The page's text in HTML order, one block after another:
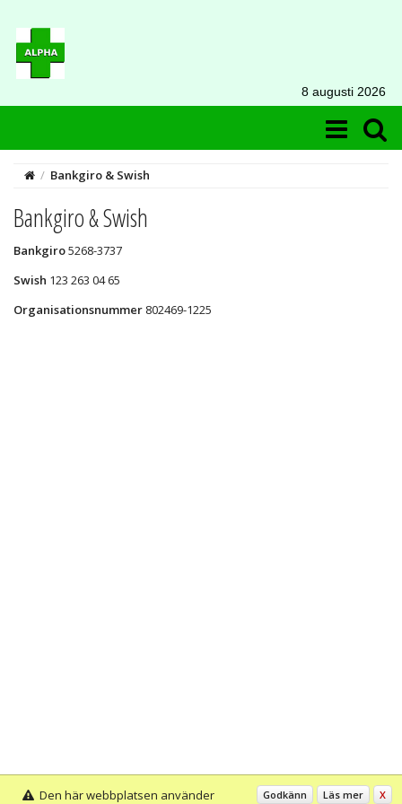
8 augusti 2026
/ Bankgiro & Swish
Bankgiro & Swish
Bankgiro5268-3737
Swish 123 263 04 65
Organisationsnummer 802469-1225
Godkänn Läs mer X
Den här webbplatsen använder